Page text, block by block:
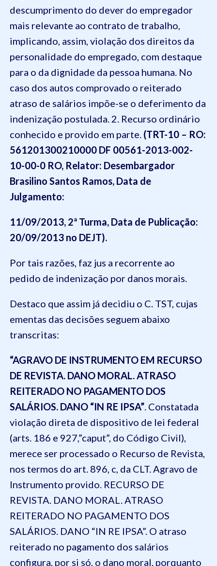
descumprimento do dever do empregador
mais relevante ao contrato de trabalho,
implicando, assim, violação dos direitos da
personalidade do empregado, com destaque
para o da dignidade da pessoa humana. No
caso dos autos comprovado o reiterado
atraso de salários impõe-se o deferimento da
indenização postulada. 2. Recurso ordinário
conhecido e provido em parte. (TRT-10 – RO:
561201300210000 DF 00561-2013-002-
10-00-0 RO, Relator: Desembargador
Brasilino Santos Ramos, Data de
Julgamento:
11/09/2013, 2ª Turma, Data de Publicação:
20/09/2013 no DEJT).
Por tais razões, faz jus a recorrente ao
pedido de indenização por danos morais.
Destaco que assim já decidiu o C. TST, cujas
ementas das decisões seguem abaixo
transcritas:
“AGRAVO DE INSTRUMENTO EM RECURSO
DE REVISTA. DANO MORAL. ATRASO
REITERADO NO PAGAMENTO DOS
SALÁRIOS. DANO “IN RE IPSA”. Constatada
violação direta de dispositivo de lei federal
(arts. 186 e 927,”caput”, do Código Civil),
merece ser processado o Recurso de Revista,
nos termos do art. 896, c, da CLT. Agravo de
Instrumento provido. RECURSO DE
REVISTA. DANO MORAL. ATRASO
REITERADO NO PAGAMENTO DOS
SALÁRIOS. DANO “IN RE IPSA”. O atraso
reiterado no pagamento dos salários
configura, por si só, o dano moral, porquanto